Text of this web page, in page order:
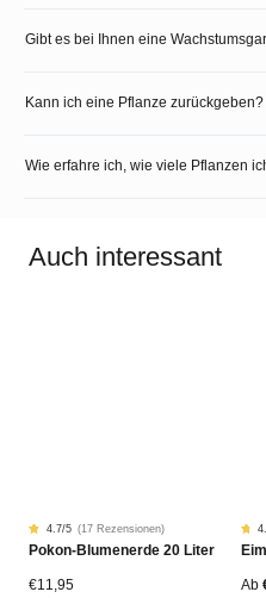
Gibt es bei Ihnen eine
Kann ich eine Pflanze zurückgeben?
Wie erfahre ich, wie viele Pflanzen
Auch interessant
Rated
4.68
von
17
Kundenstimmen
4.7/5 (17 Rezensionen)
Pokon-Blumenerde 20 Liter
€11,95
von
90
Ab